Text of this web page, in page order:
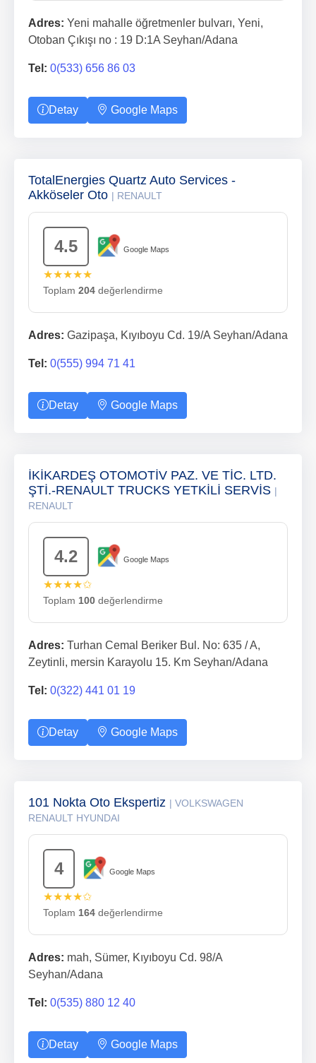
Adres: Yeni mahalle öğretmenler bulvarı, Yeni,
Otoban Çıkışı no : 19 D:1A Seyhan/Adana
Tel: 0(533) 656 86 03
Detay Google Maps
TotalEnergies Quartz Auto Services -
Akköseler Oto | RENAULT
4.5 Google Maps
★★★★★
Toplam 204 değerlendirme
Adres: Gazipaşa, Kıyıboyu Cd. 19/A Seyhan/Adana
Tel: 0(555) 994 71 41
Detay Google Maps
İKİKARDEŞ OTOMOTİV PAZ. VE TİC. LTD.
ŞTİ.-RENAULT TRUCKS YETKİLİ SERVİS |
RENAULT
4.2 Google Maps
★★★★✩
Toplam 100 değerlendirme
Adres: Turhan Cemal Beriker Bul. No: 635 / A,
Zeytinli, mersin Karayolu 15. Km Seyhan/Adana
Tel: 0(322) 441 01 19
Detay Google Maps
101 Nokta Oto Ekspertiz | VOLKSWAGEN
RENAULT HYUNDAI
4 Google Maps
★★★★✩
Toplam 164 değerlendirme
Adres: mah, Sümer, Kıyıboyu Cd. 98/A
Seyhan/Adana
Tel: 0(535) 880 12 40
Detay Google Maps